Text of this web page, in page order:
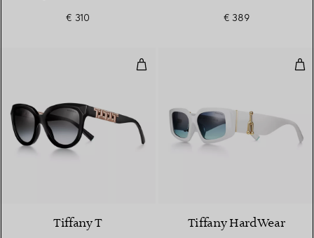
€ 310
grauen Gläsern
€ 389
True Sonnenbrille aus
Tiffany T Tiffany HardWear